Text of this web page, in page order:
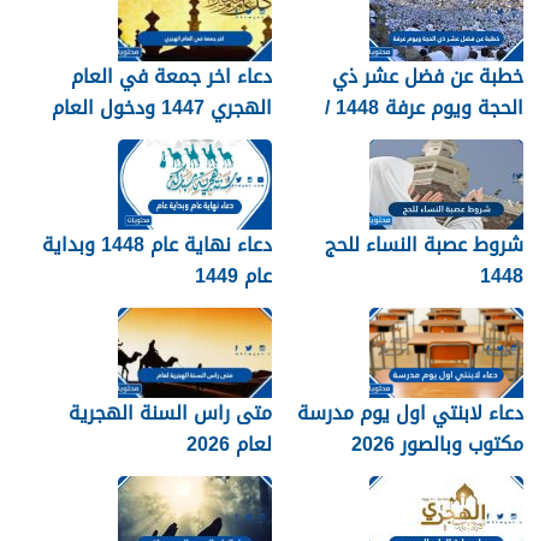
خطبة عن فضل عشر ذي
الحجة ويوم عرفة 1448 /
2026
دعاء اخر جمعة في العام
الهجري 1447 ودخول العام
الجديد 1448
شروط عصبة النساء للحج
1448
دعاء نهاية عام 1448 وبداية
عام 1449
دعاء لابنتي اول يوم مدرسة
مكتوب وبالصور 2026
متى راس السنة الهجرية
لعام 2026